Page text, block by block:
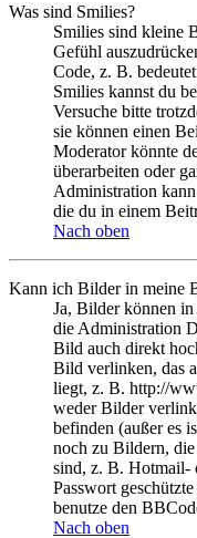
Was sind Smilies?
Smilies sind kleine
Gefühl
Code, z. B.
Smilies kannst du
Versuche bitte
sie können einen
Moderator könnte
überarbeiten oder
Administration
die du in einem
Nach oben
Kann ich Bilder in meine
Ja, Bilder können
die Administration
Bild auch direkt
Bild verlinken, das
liegt, z. B. http://
weder Bilder
befinden (außer es
noch zu Bildern,
sind, z. B. Hotmail-
Passwort
benutze den
Nach oben